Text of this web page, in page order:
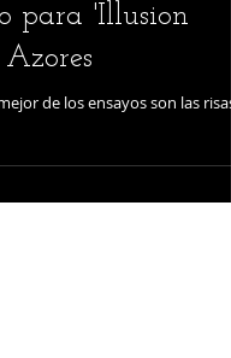
para 'Illusion
de los ensayos son las